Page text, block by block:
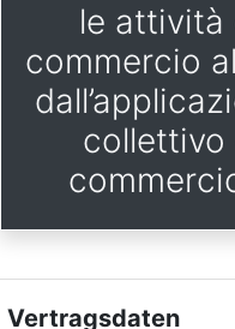
le attività
commercio
collettivo
Vertragsdaten